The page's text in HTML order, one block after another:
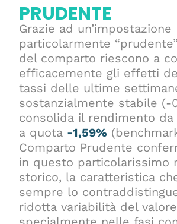
PRUDENTE
Grazie ad un’impostazione
particolarmente
del comparto riescono a
efficacemente gli effetti
tassi delle ultime
sostanzialmente stabile (-
consolida il rendimento da
a quota -1,59%
Comparto Prudente
in questo particolarissimo
storico, la caratteristica
sempre lo
ridotta variabilità del